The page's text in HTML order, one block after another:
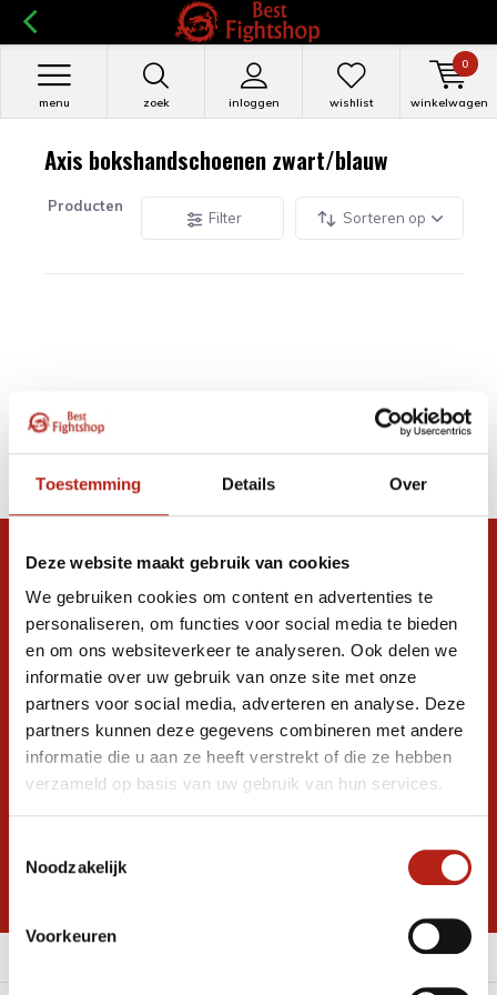
Toestemming Details Over
Deze website maakt gebruik van cookies
We gebruiken cookies om content en advertenties te
personaliseren, om functies voor social media te bieden
en om ons websiteverkeer te analyseren. Ook delen we
informatie over uw gebruik van onze site met onze
partners voor social media, adverteren en analyse. Deze
partners kunnen deze gegevens combineren met andere
informatie die u aan ze heeft verstrekt of die ze hebben
verzameld op basis van uw gebruik van hun services.
Noodzakelijk
Voorkeuren
zoek inloggen
menu wishlist winkelwagen
0
Axis bokshandschoenen zwart/blauw
Producten
Filter Sorteren op
Snel antwoord op je vraag?
Stel je vraag in de chat, en we helpen je
graag verder. 24/7
Volg ons
Ontvang de nieuwste aanbiedingen en
promoties
korting